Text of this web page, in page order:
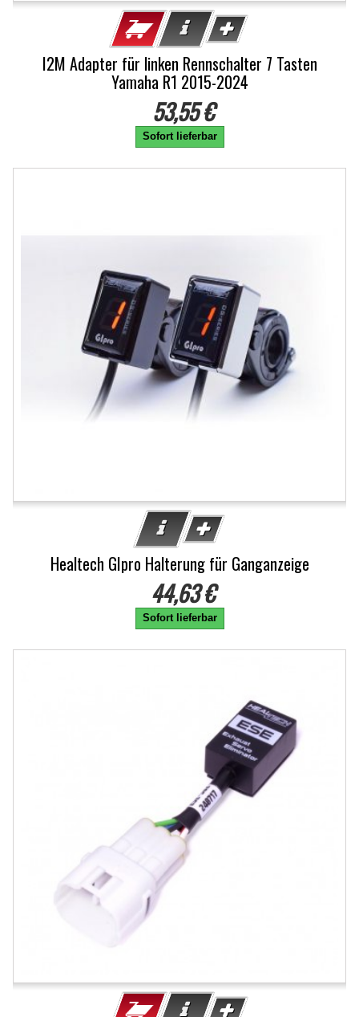
I2M Adapter für linken Rennschalter 7 Tasten
Yamaha R1 2015-2024
53,55 €
Sofort lieferbar
Healtech GIpro Halterung für Ganganzeige
44,63 €
Sofort lieferbar